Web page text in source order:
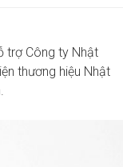
trợ Công ty Nhật
thương hiệu Nhật